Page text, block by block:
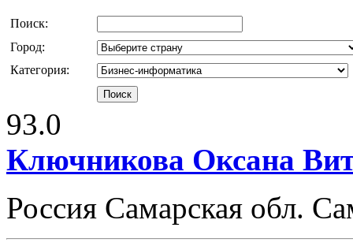
Поиск:
Город:
Категория:
93.0
Ключникова Оксана
Россия Самарская обл.